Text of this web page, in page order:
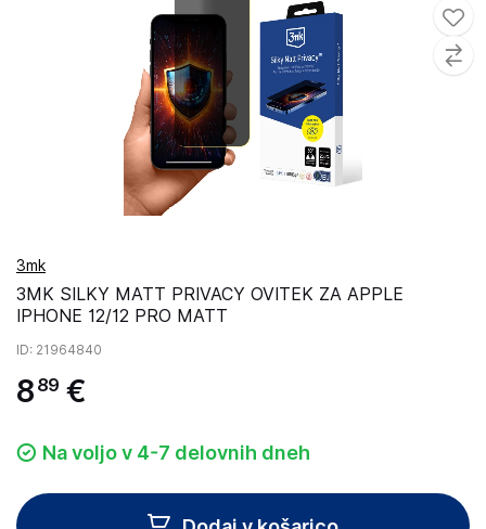
3mk
3MK SILKY MATT PRIVACY OVITEK ZA APPLE
IPHONE 12/12 PRO MATT
ID: 21964840
8 89 €
Na voljo v 4-7 delovnih dneh